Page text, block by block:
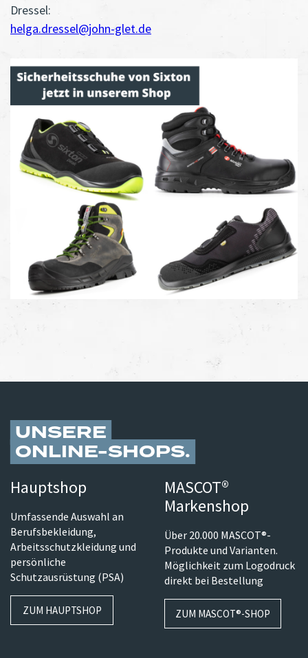
Dressel:
helga.dressel@john-glet.de
UNSERE
ONLINE-SHOPS
Hauptshop
Umfassende Auswahl an
Berufsbekleidung,
Arbeitsschutzkleidung und
persönliche
Schutzausrüstung (PSA)
ZUM HAUPTSHOP
MASCOT®
Markenshop
Über 20.000 MASCOT®-
Produkte und Varianten.
Möglichkeit zum Logodruck
direkt bei Bestellung
ZUM MASCOT®-SHOP